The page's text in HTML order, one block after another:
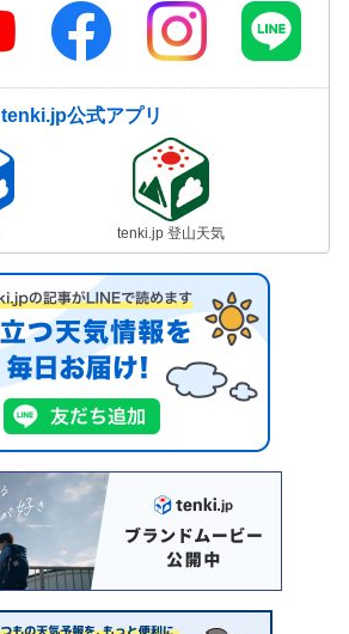
tenki.jp公式アプリ
tenki.jp 登山天気